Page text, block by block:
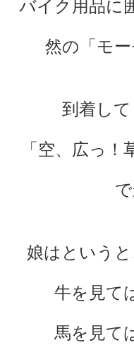
バイク用品に
然の「モ
到着し
「空、広っ！
娘はというと
牛を見て
馬を見て